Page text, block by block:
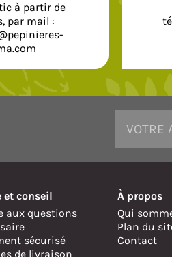
à partir de
par mail :
et conseil
aux questions
sécurisé
de livraison
À propos
Qui
Plan du
Contact